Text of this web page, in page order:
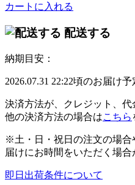
カートに入れる
配送する
納期目安：
2026.07.31 22:22頃のお届け予
決済方法が、クレジット、
他の決済方法の場合はこちら
※土・日・祝日の注文の場合
届けにお時間をいただく場合
即日出荷条件について